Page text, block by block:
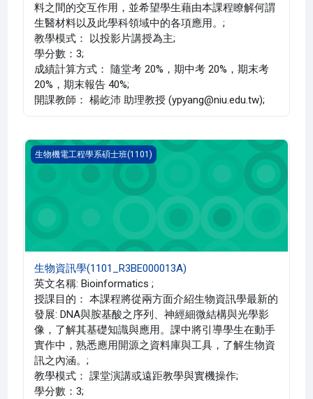
料之間的交互作用，並希望學生藉由本課程瞭解何謂
生醫材料以及此學科領域中的各項應用。;
教學模式： 以投影片講授為主;
學分數：3;
成績計算方式： 隨堂考 20%，期中考 20%，期末考
20%，期末報告 40%;
開課教師： 楊屹沛 助理教授 (ypyang@niu.edu.tw);
生物資訊學(1101_R3BE000013A)
生物機電工程學系碩士班(1101)
生物資訊學(1101_R3BE000013A)
英文名稱: Bioinformatics ;
授課目的： 本課程將從兩方面介紹生物資訊學最新的
發展: DNA與胺基酸之序列、神經細微結構與光學影
像，了解其基礎知識與應用。課中將引導學生在動手
實作中，熟悉應用開源之資料庫與工具，了解生物資
訊之內涵。;
教學模式： 課堂演講或遠距教學與實機操作;
學分數：3;